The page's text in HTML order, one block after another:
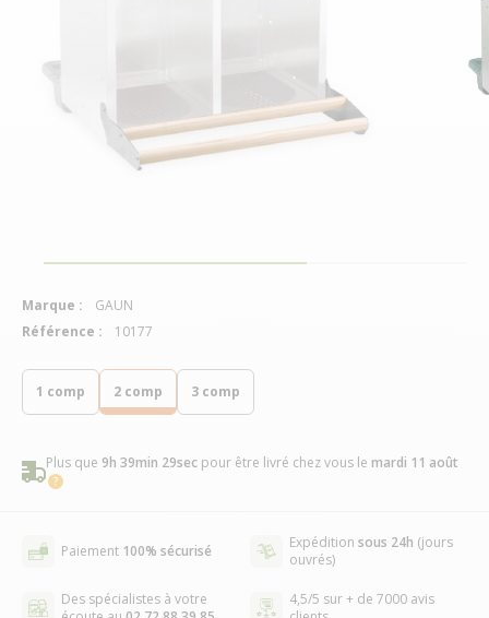
1 comp 2 comp 3 comp
Plus que 9h 39min 28sec pour être livré chez vous le mardi 11 août
Paiement 100% sécurisé Expédition sous 24h (jours
ouvrés)
Des spécialistes à votre
4,5/5 sur + de 7000 avis
Marque :
GAUN
Référence :
10177